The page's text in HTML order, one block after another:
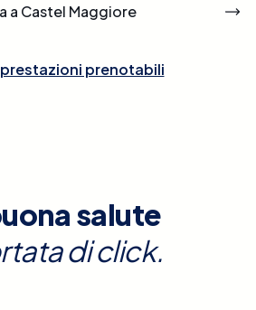
a Castel Maggiore
prenotabili
salute
di click.